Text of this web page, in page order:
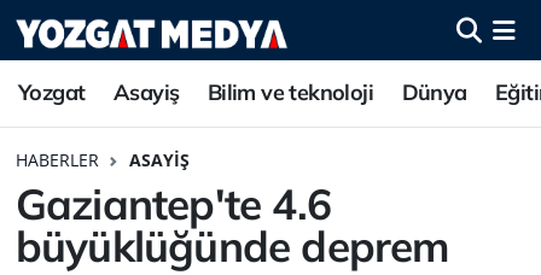
Yozgat Asayiş Bilim ve teknoloji Dünya
HABERLER ASAYIŞ
Gaziantep'te 4.6
büyüklüğünde deprem